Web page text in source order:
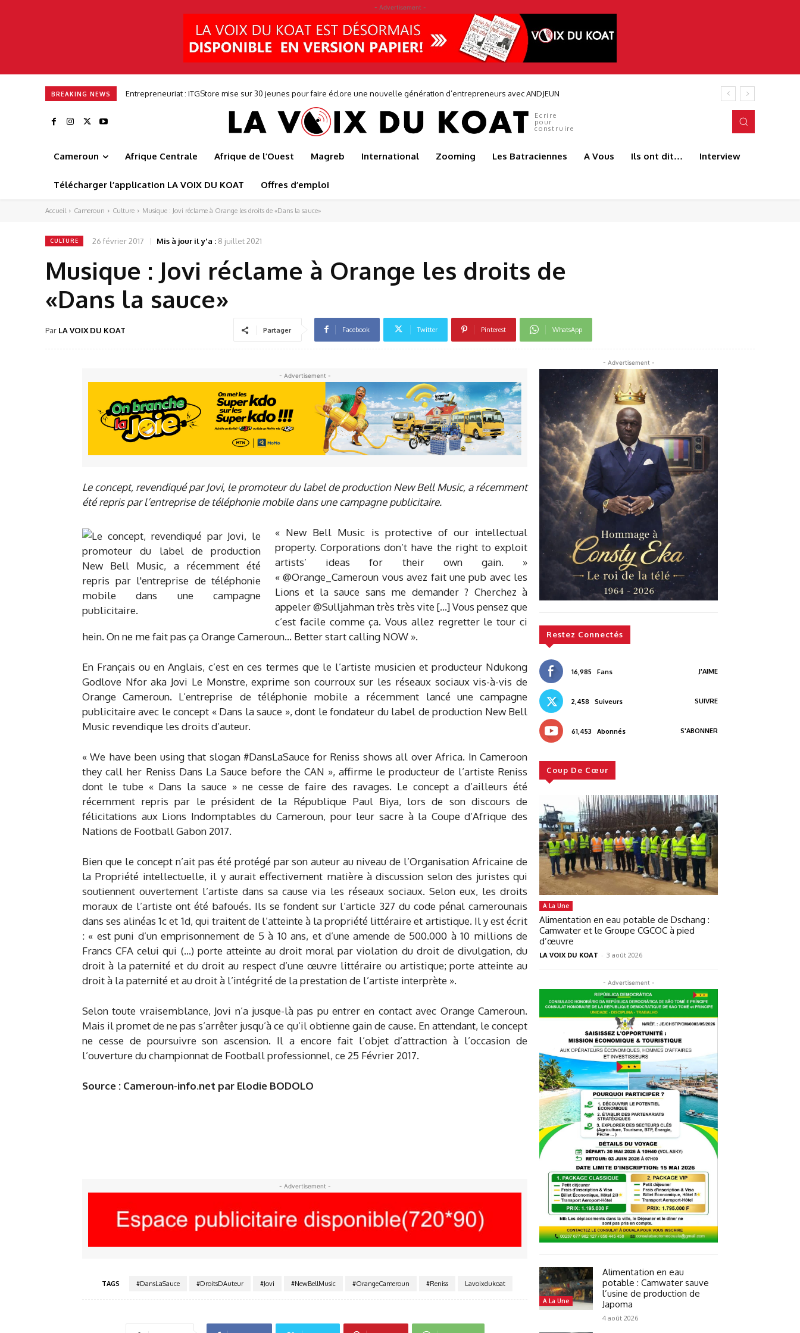
- Advertisement -
BREAKING NEWS Entrepreneuriat : ITGStore mise sur 30 jeunes pour faire éclore une nouvelle génération d’entrepreneurs avec ANDJEUN
Ecrire
pour
construire
Cameroun Afrique Centrale Afrique de l’Ouest Magreb International Zooming Les Batraciennes A Vous Ils ont dit… Interview
Télécharger l’application LA VOIX DU KOAT Offres d’emploi
Accueil Cameroun Culture Musique : Jovi réclame à Orange les droits de «Dans la sauce»
CULTURE 26 février 2017 Mis à jour il y'a : 8 juillet 2021
Musique : Jovi réclame à Orange les droits de
«Dans la sauce»
Par LA VOIX DU KOAT Partager Facebook Twitter Pinterest WhatsApp
- Advertisement -
Le concept, revendiqué par Jovi, le promoteur du label de production New Bell Music, a récemment
été repris par l’entreprise de téléphonie mobile dans une campagne publicitaire.
« New Bell Music is protective of our intellectual
property. Corporations don’t have the right to exploit
artists’ ideas for their own gain. »
« @Orange_Cameroun vous avez fait une pub avec les
Lions et la sauce sans me demander ? Cherchez à
appeler @Sulljahman très très vite […] Vous pensez que
c’est facile comme ça. Vous allez regretter le tour ci
hein. On ne me fait pas ça Orange Cameroun… Better start calling NOW ».
En Français ou en Anglais, c’est en ces termes que le l’artiste musicien et producteur Ndukong
Godlove Nfor aka Jovi Le Monstre, exprime son courroux sur les réseaux sociaux vis-à-vis de
Orange Cameroun. L’entreprise de téléphonie mobile a récemment lancé une campagne
publicitaire avec le concept « Dans la sauce », dont le fondateur du label de production New Bell
Music revendique les droits d’auteur.
« We have been using that slogan #DansLaSauce for Reniss shows all over Africa. In Cameroon
they call her Reniss Dans La Sauce before the CAN », affirme le producteur de l’artiste Reniss
dont le tube « Dans la sauce » ne cesse de faire des ravages. Le concept a d’ailleurs été
récemment repris par le président de la République Paul Biya, lors de son discours de
félicitations aux Lions Indomptables du Cameroun, pour leur sacre à la Coupe d’Afrique des
Nations de Football Gabon 2017.
Bien que le concept n’ait pas été protégé par son auteur au niveau de l’Organisation Africaine de
la Propriété intellectuelle, il y aurait effectivement matière à discussion selon des juristes qui
soutiennent ouvertement l’artiste dans sa cause via les réseaux sociaux. Selon eux, les droits
moraux de l’artiste ont été bafoués. Ils se fondent sur l’article 327 du code pénal camerounais
dans ses alinéas 1c et 1d, qui traitent de l’atteinte à la propriété littéraire et artistique. Il y est écrit
: « est puni d’un emprisonnement de 5 à 10 ans, et d’une amende de 500.000 à 10 millions de
Francs CFA celui qui (…) porte atteinte au droit moral par violation du droit de divulgation, du
droit à la paternité et du droit au respect d’une œuvre littéraire ou artistique; porte atteinte au
droit à la paternité et au droit à l’intégrité de la prestation de l’artiste interprète ».
Selon toute vraisemblance, Jovi n’a jusque-là pas pu entrer en contact avec Orange Cameroun.
Mais il promet de ne pas s’arrêter jusqu’à ce qu’il obtienne gain de cause. En attendant, le concept
ne cesse de poursuivre son ascension. Il a encore fait l’objet d’attraction à l’occasion de
l’ouverture du championnat de Football professionnel, ce 25 Février 2017.
Source : Cameroun-info.net par Elodie BODOLO
- Advertisement -
TAGS #DansLaSauce #DroitsDAuteur #Jovi #NewBellMusic #OrangeCameroun #Reniss Lavoixdukoat
- Advertisement -
Restez Connectés
16,985 Fans J'AIME
2,458 Suiveurs SUIVRE
61,453 Abonnés S'ABONNER
Coup De Cœur
A La Une
Alimentation en eau potable de Dschang :
Camwater et le Groupe CGCOC à pied
d’œuvre
LA VOIX DU KOAT - 3 août 2026
- Advertisement -
A La Une
Alimentation en eau
potable : Camwater sauve
l’usine de production de
Japoma
4 août 2026